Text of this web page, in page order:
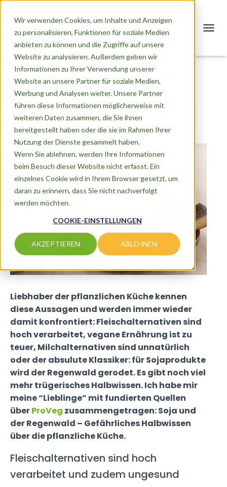
Wir verwenden Cookies, um Inhalte und Anzeigen
zu personalisieren, Funktionen für soziale Medien
anbieten zu können und die Zugriffe auf unsere
Website zu analysieren. Außerdem geben wir
Informationen zu Ihrer Verwendung unserer
Website an unsere Partner für soziale Medien,
Werbung und Analysen weiter. Unsere Partner
führen diese Informationen möglicherweise mit
weiteren Daten zusammen, die Sie ihnen
bereitgestellt haben oder die sie im Rahmen Ihrer
Nutzung der Dienste gesammelt haben.
Wenn Sie ablehnen, werden Ihre Informationen
beim Besuch dieser Website nicht erfasst. Ein
einzelnes Cookie wird in Ihrem Browser gesetzt, um
daran zu erinnern, dass Sie nicht nachverfolgt
werden möchten.
COOKIE-EINSTELLUNGEN
AKZEPTIEREN ABLEHNEN
G
Soja und der Regenwald –
Gefährliches Halbwissen
über die pflanzliche Küche
Veröffentlicht vonMichaelam 5. Juli 2023
Liebhaber der pflanzlichen Küche kennen
diese Aussagen und werden immer wieder
damit konfrontiert: Fleischalternativen sind
hoch verarbeitet, vegane Ernährung ist zu
teuer, Milchalternativen sind unnatürlich
oder der absulute Klassiker: für Sojaprodukte
wird der Regenwald gerodet. Es gibt noch viel
mehr trügerisches Halbwissen. Ich habe mir
meine “Lieblinge” mit fundierten Quellen
überProVeg zusammengetragen: Soja und
der Regenwald – Gefährliches Halbwissen
über die pflanzliche Küche.
Fleischalternativen sind hoch
verarbeitet und zudem ungesund